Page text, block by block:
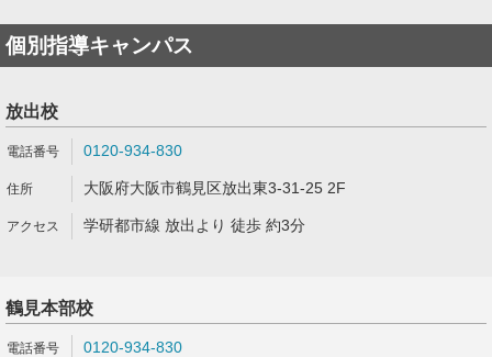
個別指導キャンパス
放出校
0120-934-830
大阪府大阪市鶴見区放出東3-31-25 2F
学研都市線 放出より 徒歩 約3分
鶴見本部校
0120-934-830